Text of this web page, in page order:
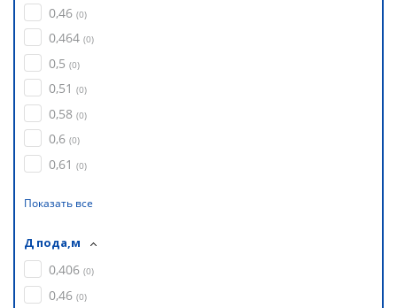
0,46 (0)
0,464 (0)
0,5 (0)
0,51 (0)
0,58 (0)
0,6 (0)
0,61 (0)
Показать все
Д пода,м
0,406 (0)
0,46 (0)